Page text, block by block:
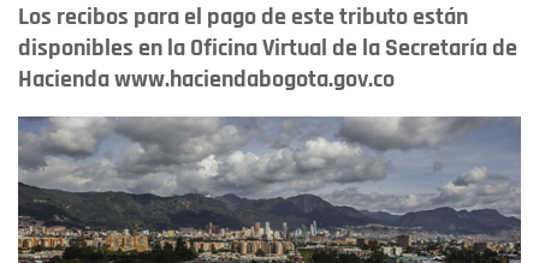
Los recibos para el pago de este tributo están
disponibles en la Oficina Virtual de la Secretaría de
Hacienda www.haciendabogota.gov.co